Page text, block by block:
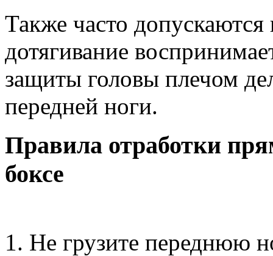
Также часто
дотягивание
защиты головы плечом
передней ноги.
Правила отработки
боксе
Не грузите переднюю